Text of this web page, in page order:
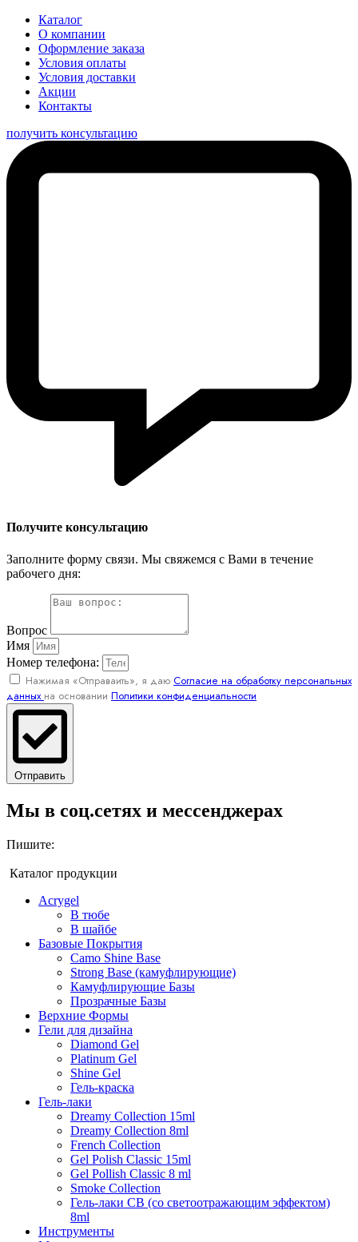
Каталог
О компании
Оформление заказа
Условия оплаты
Условия доставки
Акции
Контакты
получить консультацию
Получите консультацию
Заполните форму связи. Мы свяжемся с Вами в течение
рабочего дня:
Вопрос
Имя
Номер телефона:
Нажимая «Отправаить», я даю Согласие на обработку персональных
данных на основании Политики конфиденциальности
Отправить
Мы в соц.сетях и мессенджерах
Пишите:
Каталог продукции
Acrygel
В тюбе
В шайбе
Базовые Покрытия
Camo Shine Base
Strong Base (камуфлирующие)
Камуфлирующие Базы
Прозрачные Базы
Верхние Формы
Гели для дизайна
Diamond Gel
Platinum Gel
Shine Gel
Гель-краска
Гель-лаки
Dreamy Collection 15ml
Dreamy Collection 8ml
French Collection
Gel Polish Classic 15ml
Gel Pollish Classic 8 ml
Smoke Collection
Гель-лаки СВ (со светоотражающим эффектом)
8ml
Инструменты